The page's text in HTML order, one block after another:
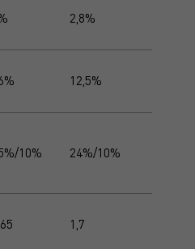
2,8%
12,5%
10% 24%/10%
1,7